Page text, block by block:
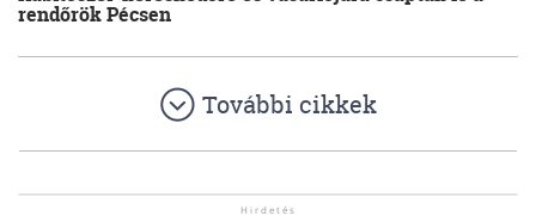
rendőrök Pécsen
További cikkek